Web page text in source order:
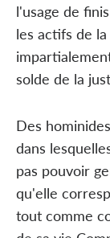
l'usage de
les actifs de
solde de la
Des
dans
pas pouvoir
qu'elle
tout comme